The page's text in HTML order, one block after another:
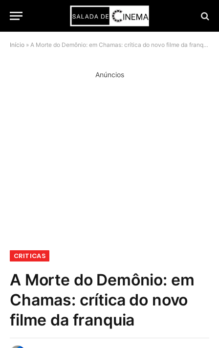
Início » A Morte do Demônio: em Chamas: crítica do novo filme da franquia
Anúncios
CRITICAS
A Morte do Demônio: em
Chamas: crítica do novo
filme da franquia